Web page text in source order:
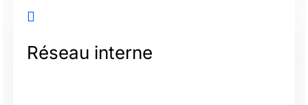

Réseau interne